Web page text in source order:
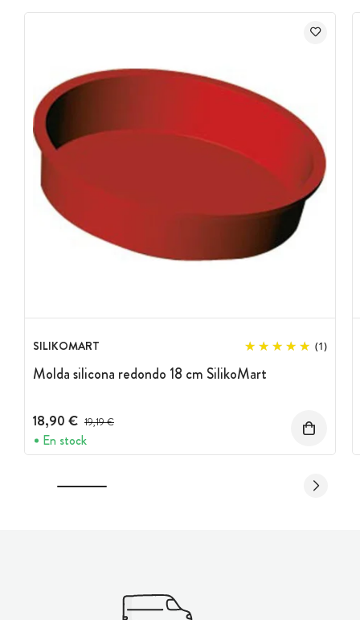
SILIKOMART (1)
Molda silicona redondo 18 cm SilikoMart
18,90 € Precio antes del descuento
19,19 €
En stock